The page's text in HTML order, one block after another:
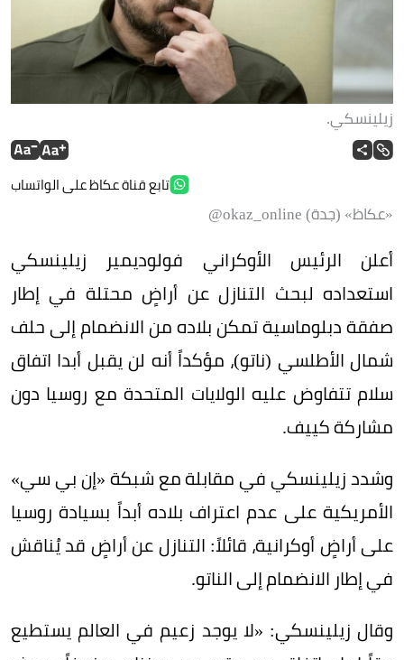
زيلينسكي.
تابع قناة عكاظ على الواتساب
«عكاظ» (جدة) okaz_online@
أعلن الرئيس الأوكراني فولوديمير زيلينسكي
استعداده لبحث التنازل عن أراضٍ محتلة في إطار
صفقة دبلوماسية تمكن بلاده من الانضمام إلى حلف
شمال الأطلسي (ناتو)، مؤكداً أنه لن يقبل أبدا اتفاق
سلام تتفاوض عليه الولايات المتحدة مع روسيا دون
مشاركة كييف.
وشدد زيلينسكي في مقابلة مع شبكة «إن بي سي»
الأمريكية على عدم اعتراف بلاده أبداً بسيادة روسيا
على أراضٍ أوكرانية، قائلاً: التنازل عن أراضٍ قد يُناقش
في إطار الانضمام إلى الناتو.
وقال زيلينسكي: «لا يوجد زعيم في العالم يستطيع